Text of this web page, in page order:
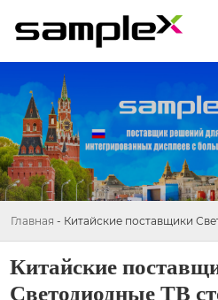
Главная - Китайские поставщики
Китайские
Светодиодные ТВ